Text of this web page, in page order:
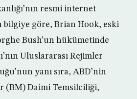
resmi internet
bilgiye göre, Brian Hook, eski
Bush’un hükümetinde
Uluslararası Rejimler
yanı sıra, ABD’nin
(BM) Daimi Temsilciliği,